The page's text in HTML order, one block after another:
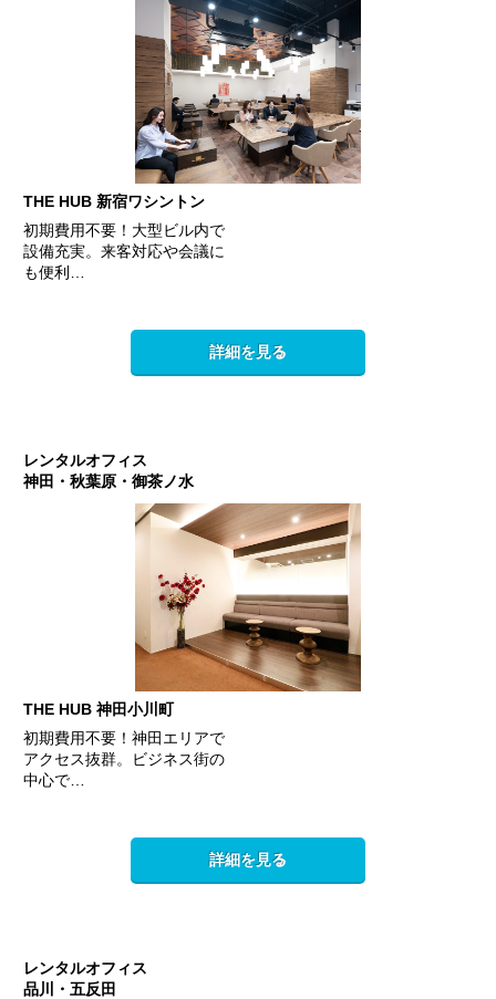
THE HUB 新宿ワシントン
初期費用不要！大型ビル内で
設備充実。来客対応や会議に
も便利…
詳細を見る
レンタルオフィス
神田・秋葉原・御茶ノ水
THE HUB 神田小川町
初期費用不要！神田エリアで
アクセス抜群。ビジネス街の
中心で…
詳細を見る
レンタルオフィス
品川・五反田